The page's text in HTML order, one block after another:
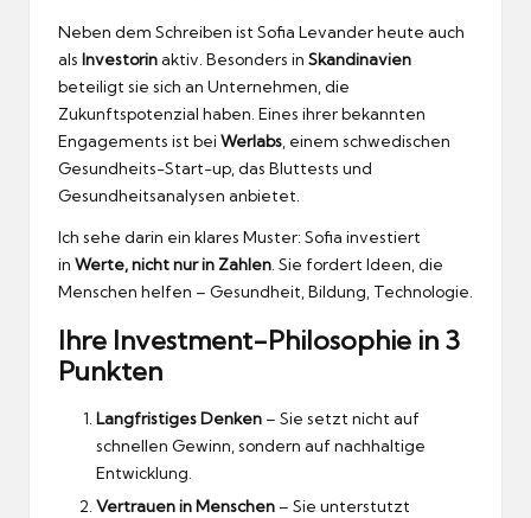
Neben dem Schreiben ist Sofia Levander heute auch
als Investorinaktiv. Besonders in Skandinavien
beteiligt sie sich an Unternehmen, die
Zukunftspotenzial haben. Eines ihrer bekannten
Engagements ist beiWerlabs , einem schwedischen
Gesundheits-Start-up, das Bluttests und
Gesundheitsanalysen anbietet.
Ich sehe darin ein klares Muster: Sofia investiert
in Werte, nicht nur in Zahlen Sie fordert Ideen, die
Menschen helfen – Gesundheit, Bildung, Technologie.
Ihre Investment-Philosophie in 3
Punkten
Langfristiges Denken – Sie setzt nicht auf
schnellen Gewinn, sondern auf nachhaltige
Entwicklung.
Vertrauen in Menschen – Sie unterstutzt